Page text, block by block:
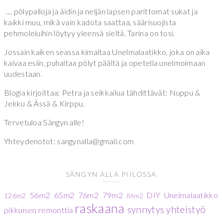
.... pölypalloja ja äidin ja neljän lapsen parittomat sukat ja
kaikki muu, mikä vain kadota saattaa, säärisuojista
pehmoleluihin löytyy yleensä sieltä. Tarina on tosi.
Jossain kaiken seassa kimaltaa Unelmalaatikko, joka on aika
kaivaa esiin, puhaltaa pölyt päältä ja opetella unelmoimaan
uudestaan.
Blogia kirjoittaa: Petra ja seikkailua tähdittävät: Nuppu &
Jekku & Ässä & Kirppu.
Tervetuloa Sängyn alle!
Yhteydenotot: sangynalla@gmail.com
SÄNGYN ALLA PIILOSSA
126m2 56m2 65m2 76m2 79m2 86m2 DIY Unelmalaatikko
pikkuisen remonttia raskaana synnytys yhteistyö